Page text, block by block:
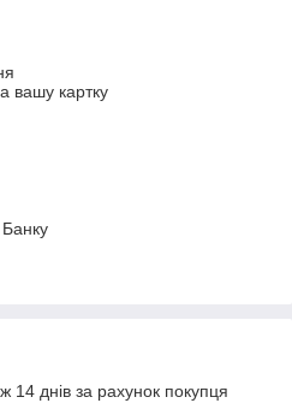
вашу картку
14 днів за рахунок покупця